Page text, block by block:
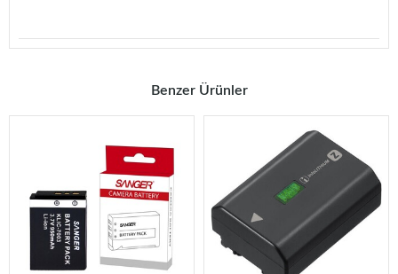
Benzer Ürünler